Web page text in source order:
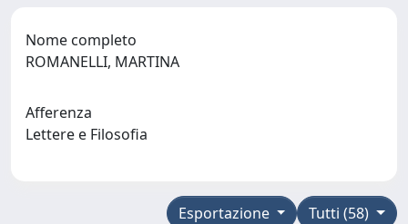
Nome completo
ROMANELLI, MARTINA
Afferenza
Lettere e Filosofia
Tutti (58)
Esportazione